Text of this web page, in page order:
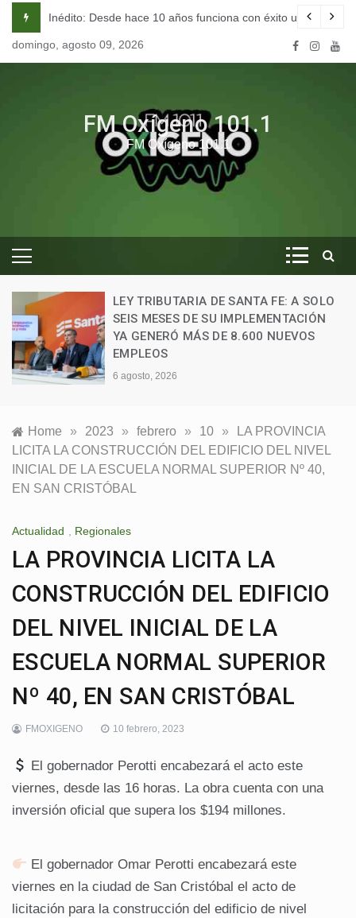
content
años funciona con éxito una escuela de seducción en Córdoba.
Cómo vivían los hombres
domingo, agosto 09, 2026
FM Oxígeno 101.1
FM Oxígeno 101.1
LEY TRIBUTARIA DE SANTA FE: A SOLO
SEIS MESES DE SU IMPLEMENTACIÓN
YA GENERÓ MÁS DE 8.600 NUEVOS
EMPLEOS
6 agosto, 2026
Home » 2023 » febrero » 10 »
LA PROVINCIA
LICITA LA CONSTRUCCIÓN DEL EDIFICIO DEL NIVEL
INICIAL DE LA ESCUELA NORMAL SUPERIOR Nº 40,
EN SAN CRISTÓBAL
Actualidad , Regionales
LA PROVINCIA LICITA LA
CONSTRUCCIÓN DEL EDIFICIO
DEL NIVEL INICIAL DE LA
ESCUELA NORMAL SUPERIOR
Nº 40, EN SAN CRISTÓBAL
FMOXIGENO 10 febrero, 2023
El gobernador Perotti encabezará el acto este
viernes, desde las 16 horas. La obra cuenta con una
inversión oficial que supera los $194 millones.
El gobernador Omar Perotti encabezará este
viernes en la ciudad de San Cristóbal el acto de
licitación para la construcción del edificio de nivel